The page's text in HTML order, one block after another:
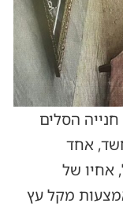
הסלים
אחד
אחיו של
מקל עץ